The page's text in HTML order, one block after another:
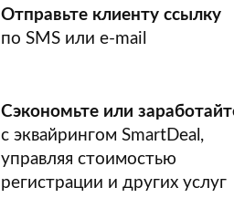
Отправьте клиенту ссылку
по SMS или e-mail
Сэкономьте или
с эквайрингом SmartDeal,
управляя стоимостью
регистрации и других услуг